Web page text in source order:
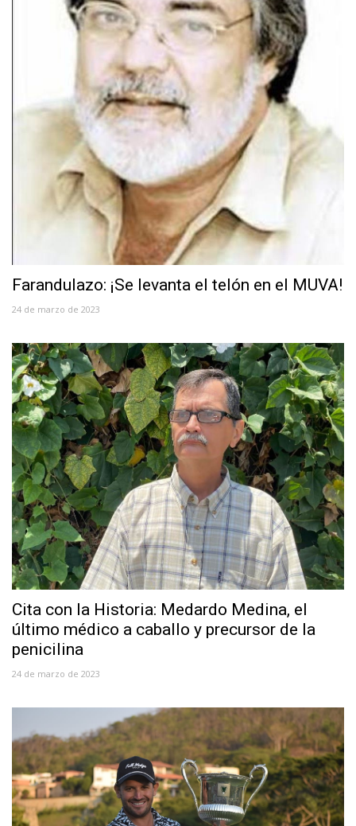
Farandulazo: ¡Se levanta el telón en el MUVA!
24 de marzo de 2023
Cita con la Historia: Medardo Medina, el
último médico a caballo y precursor de la
penicilina
24 de marzo de 2023